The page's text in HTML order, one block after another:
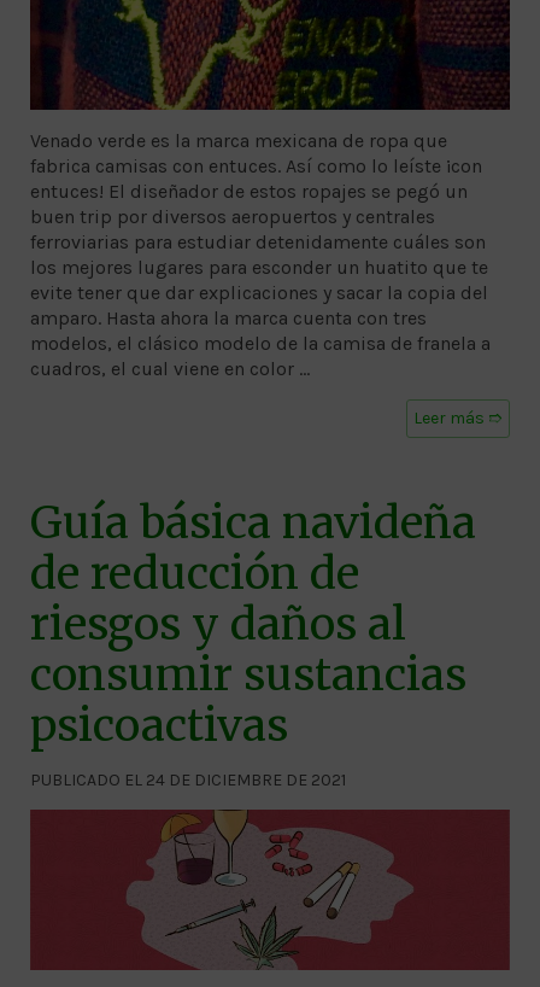
Venado verde es la marca mexicana de ropa que
fabrica camisas con entuces. Así como lo leíste ¡con
entuces! El diseñador de estos ropajes se pegó un
buen trip por diversos aeropuertos y centrales
ferroviarias para estudiar detenidamente cuáles son
los mejores lugares para esconder un huatito que te
evite tener que dar explicaciones y sacar la copia del
amparo. Hasta ahora la marca cuenta con tres
modelos, el clásico modelo de la camisa de franela a
cuadros, el cual viene en color …
Leer más ➱
Guía básica navideña
de reducción de
riesgos y daños al
consumir sustancias
psicoactivas
PUBLICADO EL 24 DE DICIEMBRE DE 2021